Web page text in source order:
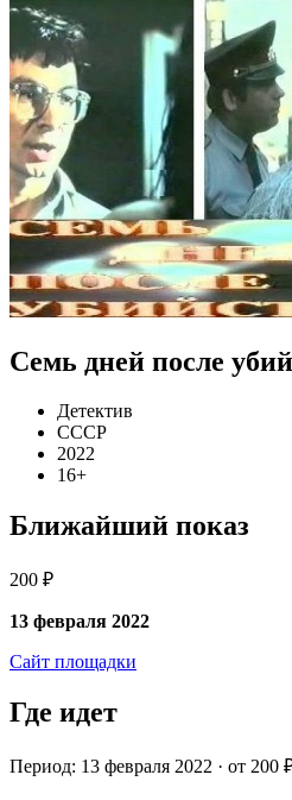
Семь дней после
Детектив
СССР
2022
16+
Ближайший показ
200 ₽
13 февраля 2022
Сайт площадки
Где идет
Период: 13 февраля 2022 · от 200